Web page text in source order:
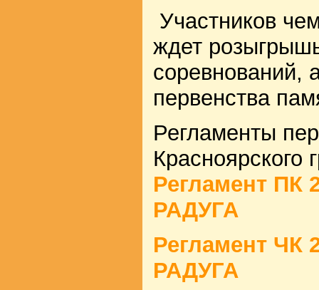
Участников
ждет
соревнований,
первенства
Регламенты
Красноярского
Регламент ПК
РАДУГА
Регламент ЧК
РАДУГА